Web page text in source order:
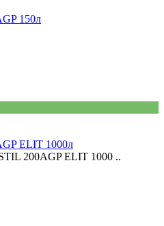
150л
ELIT 1000л
200AGP ELIT 1000 ..